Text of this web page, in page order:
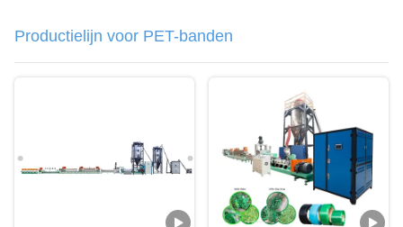
Productielijn voor PET-banden